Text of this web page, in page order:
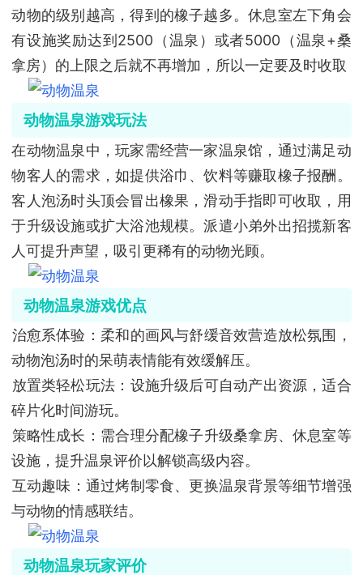
动物的级别越高，得到的橡子越多。休息室左下角会
有设施奖励达到2500（温泉）或者5000（温泉+桑
拿房）的上限之后就不再增加，所以一定要及时收取
动物温泉游戏玩法
在动物温泉中，玩家需经营一家温泉馆，通过满足动
物客人的需求，如提供浴巾、饮料等赚取橡子报酬。
客人泡汤时头顶会冒出橡果，滑动手指即可收取，用
于升级设施或扩大浴池规模。派遣小弟外出招揽新客
人可提升声望，吸引更稀有的动物光顾。
动物温泉游戏优点
‌治愈系体验‌：柔和的画风与舒缓音效营造放松氛围，
动物泡汤时的呆萌表情能有效缓解压。
‌放置类轻松玩法‌：设施升级后可自动产出资源，适合
碎片化时间游玩‌。
‌策略性成长‌：需合理分配橡子升级桑拿房、休息室等
设施，提升温泉评价以解锁高级内容。
‌互动趣味‌：通过烤制零食、更换温泉背景等细节增强
与动物的情感联结。
动物温泉玩家评价